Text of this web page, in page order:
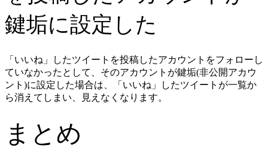
鍵垢に設定した
「いいね」したツイートを投稿したアカウントをフォローし
ていなかったとして、そのアカウントが鍵垢(非公開アカウ
ント)に設定した場合は、「いいね」したツイートが一覧か
ら消えてしまい、見えなくなります。
まとめ